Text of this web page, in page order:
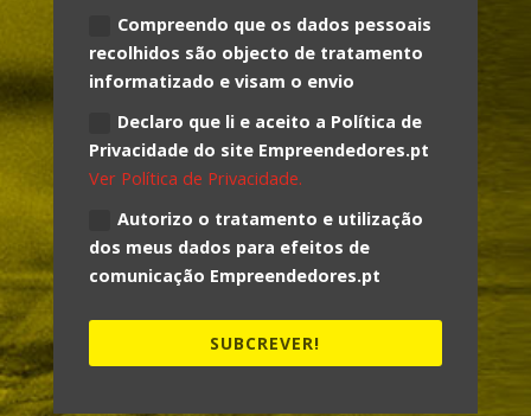
Compreendo que os dados pessoais
recolhidos são objecto de tratamento
informatizado e visam o envio
Declaro que li e aceito a Política de
Privacidade do site Empreendedores.pt
Ver Política de Privacidade.
Autorizo o tratamento e utilização
dos meus dados para efeitos de
comunicação Empreendedores.pt
SUBCREVER!